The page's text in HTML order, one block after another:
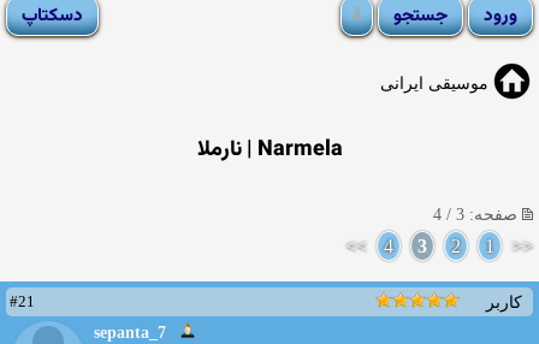
موسیقی ایرانی
Narmela | نارملا
صفحه: 3 / 4
<<
1
2
3
4
>>
کاربر
#21
sepanta_7